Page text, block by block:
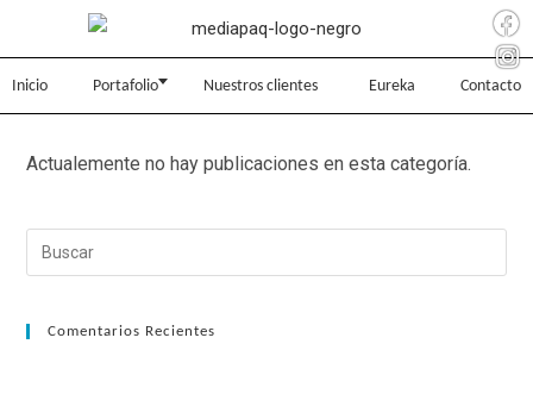
Inicio Portafolio Nuestros clientes Eureka Contacto
Actualemente no hay publicaciones en esta categoría.
Comentarios Recientes